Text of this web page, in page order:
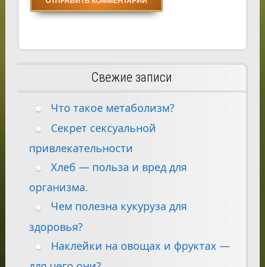
Свежие записи
Что такое метаболизм?
Секрет сексуальной
привлекательности
Хлеб — польза и вред для
организма.
Чем полезна кукуруза для
здоровья?
Наклейки на овощах и фруктах —